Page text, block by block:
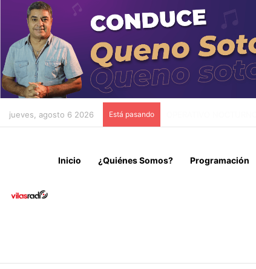
jueves, agosto 6 2026 Está pasando
Inicio ¿Quiénes Somos? Programación